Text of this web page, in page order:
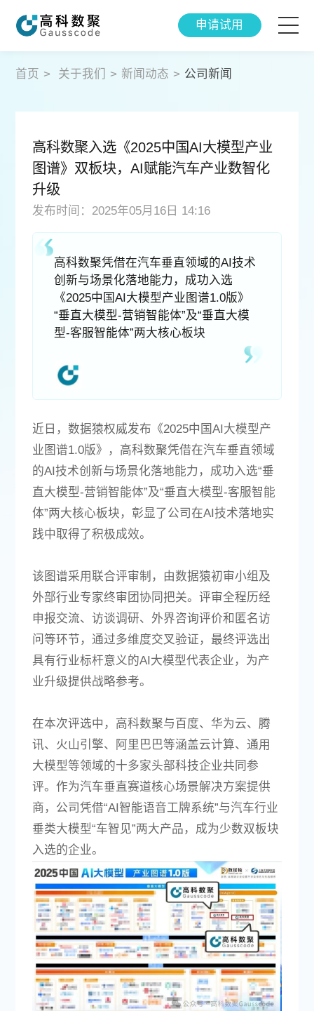
智能产品
解决方案
成功案例
智研院
关于我们
申请试用
首页 > 关于我们 > 新闻动态 > 公司新闻
高科数聚入选《2025中国AI大模型产业
图谱》双板块，AI赋能汽车产业数智化
升级
发布时间：2025年05月16日 14:16
高科数聚凭借在汽车垂直领域的AI技术
创新与场景化落地能力，成功入选
《2025中国AI大模型产业图谱1.0版》
“垂直大模型-营销智能体”及“垂直大模
型-客服智能体”两大核心板块
近日，数据猿权威发布《2025中国AI大模型产
业图谱1.0版》，高科数聚凭借在汽车垂直领域
的AI技术创新与场景化落地能力，成功入选“垂
直大模型-营销智能体”及“垂直大模型-客服智能
体”两大核心板块，彰显了公司在AI技术落地实
践中取得了积极成效。
该图谱采用联合评审制，由数据猿初审小组及
外部行业专家终审团协同把关。评审全程历经
申报交流、访谈调研、外界咨询评价和匿名访
问等环节，通过多维度交叉验证，最终评选出
具有行业标杆意义的AI大模型代表企业，为产
业升级提供战略参考。
在本次评选中，高科数聚与百度、华为云、腾
讯、火山引擎、阿里巴巴等涵盖云计算、通用
大模型等领域的十多家头部科技企业共同参
评。作为汽车垂直赛道核心场景解决方案提供
商，公司凭借“AI智能语音工牌系统”与汽车行业
垂类大模型“车智见”两大产品，成为少数双板块
入选的企业。